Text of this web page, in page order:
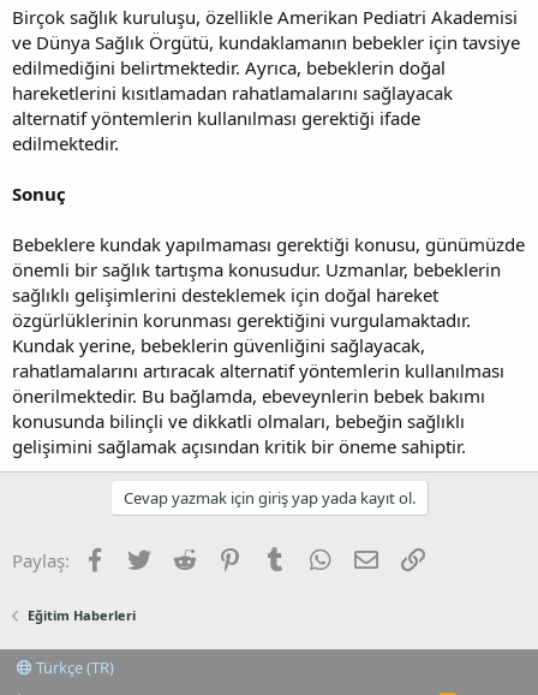
Birçok sağlık kuruluşu, özellikle Amerikan Pediatri Akademisi
ve Dünya Sağlık Örgütü, kundaklamanın bebekler için tavsiye
edilmediğini belirtmektedir. Ayrıca, bebeklerin doğal
hareketlerini kısıtlamadan rahatlamalarını sağlayacak
alternatif yöntemlerin kullanılması gerektiği ifade
edilmektedir.
Sonuç
Bebeklere kundak yapılmaması gerektiği konusu, günümüzde
önemli bir sağlık tartışma konusudur. Uzmanlar, bebeklerin
sağlıklı gelişimlerini desteklemek için doğal hareket
özgürlüklerinin korunması gerektiğini vurgulamaktadır.
Kundak yerine, bebeklerin güvenliğini sağlayacak,
rahatlamalarını artıracak alternatif yöntemlerin kullanılması
önerilmektedir. Bu bağlamda, ebeveynlerin bebek bakımı
konusunda bilinçli ve dikkatli olmaları, bebeğin sağlıklı
gelişimini sağlamak açısından kritik bir öneme sahiptir.
Cevap yazmak için giriş yap yada kayıt ol.
Paylaş: Facebook
TwitterReddit PinterestTumblrWhatsApp
E-postaLink
Eğitim Haberleri
Türkçe (TR)